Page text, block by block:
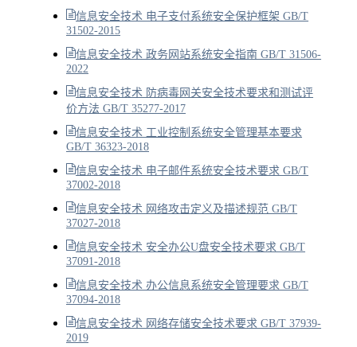
信息安全技术 电子支付系统安全保护框架 GB/T
31502-2015
信息安全技术 政务网站系统安全指南 GB/T 31506-
2022
信息安全技术 防病毒网关安全技术要求和测试评
价方法 GB/T 35277-2017
信息安全技术 工业控制系统安全管理基本要求
GB/T 36323-2018
信息安全技术 电子邮件系统安全技术要求 GB/T
37002-2018
信息安全技术 网络攻击定义及描述规范 GB/T
37027-2018
信息安全技术 安全办公U盘安全技术要求 GB/T
37091-2018
信息安全技术 办公信息系统安全管理要求 GB/T
37094-2018
信息安全技术 网络存储安全技术要求 GB/T 37939-
2019